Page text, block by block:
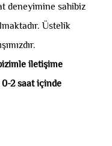
deneyimine sahibiz
Üstelik
iletişime
2 saat içinde